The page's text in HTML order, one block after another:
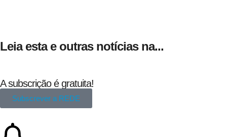
Leia esta e outras notícias na...
A subscrição é gratuita!
Subscrever a REDE